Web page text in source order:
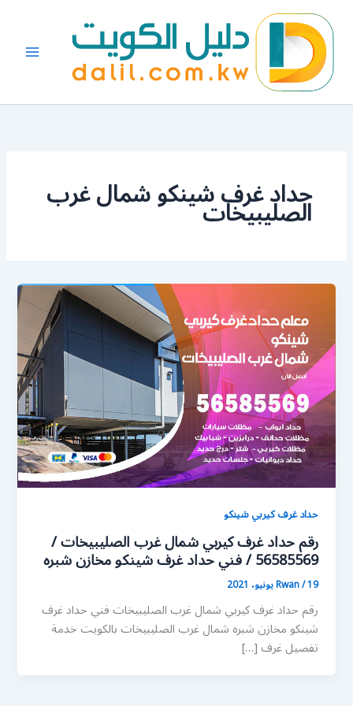
المحتوى
حداد غرف شينكو شمال غرب
الصليبيخات
حداد غرف كيربي شينكو
رقم حداد غرف كيربي شمال غرب الصليبيخات /
56585569 / فني حداد غرف شينكو مخازن شبره
Rwan/19 يونيو، 2021
رقم حداد غرف كيربي شمال غرب الصليبيخات فني حداد غرف
شينكو مخازن شبره شمال غرب الصليبيخات بالكويت خدمة
تفصيل غرف […]